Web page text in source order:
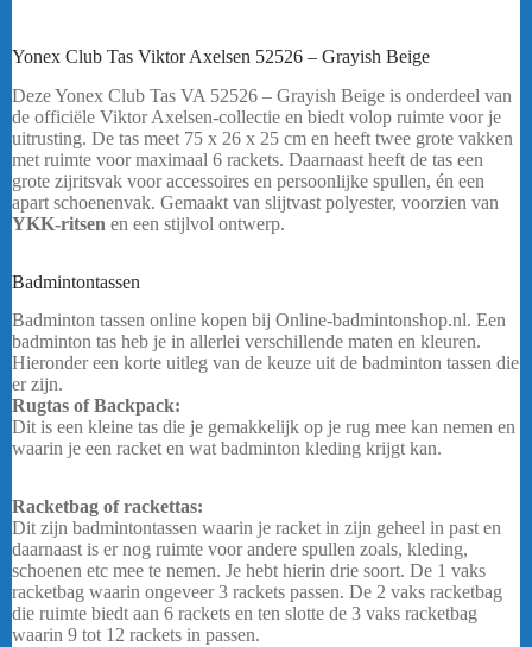
Yonex Club Tas Viktor Axelsen 52526 – Grayish Beige
Deze Yonex Club Tas VA 52526 – Grayish Beige is onderdeel van
de officiële Viktor Axelsen-collectie en biedt volop ruimte voor je
uitrusting. De tas meet 75 x 26 x 25 cm en heeft twee grote vakken
met ruimte voor maximaal 6 rackets. Daarnaast heeft de tas een
grote zijritsvak voor accessoires en persoonlijke spullen, én een
apart schoenenvak. Gemaakt van slijtvast polyester, voorzien van
YKK-ritsen en een stijlvol ontwerp.
Badmintontassen
Badminton tassen online kopen bij Online-badmintonshop.nl. Een
badminton tas heb je in allerlei verschillende maten en kleuren.
Hieronder een korte uitleg van de keuze uit de badminton tassen die
er zijn.
Rugtas of Backpack:
Dit is een kleine tas die je gemakkelijk op je rug mee kan nemen en
waarin je een racket en wat badminton kleding krijgt kan.
Racketbag of rackettas:
Dit zijn badmintontassen waarin je racket in zijn geheel in past en
daarnaast is er nog ruimte voor andere spullen zoals, kleding,
schoenen etc mee te nemen. Je hebt hierin drie soort. De 1 vaks
racketbag waarin ongeveer 3 rackets passen. De 2 vaks racketbag
die ruimte biedt aan 6 rackets en ten slotte de 3 vaks racketbag
waarin 9 tot 12 rackets in passen.